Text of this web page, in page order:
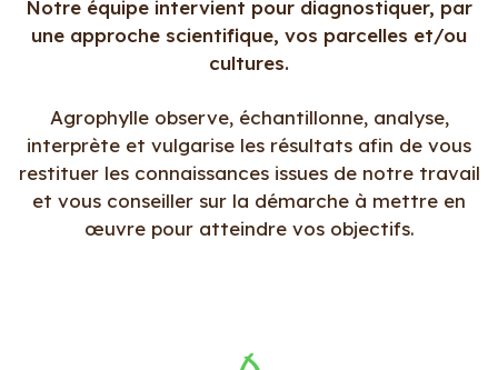
Notre équipe intervient pour diagnostiquer, par
une approche scientifique, vos parcelles et/ou
cultures.
Agrophylle observe, échantillonne, analyse,
interprète et vulgarise les résultats afin de vous
restituer les connaissances issues de notre travail
et vous conseiller sur la démarche à mettre en
œuvre pour atteindre vos objectifs.